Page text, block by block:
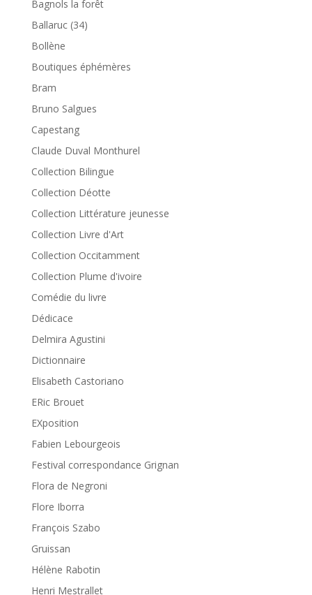
Bagnols la forêt
Ballaruc (34)
Bollène
Boutiques éphémères
Bram
Bruno Salgues
Capestang
Claude Duval Monthurel
Collection Bilingue
Collection Déotte
Collection Littérature jeunesse
Collection Livre d'Art
Collection Occitamment
Collection Plume d'ivoire
Comédie du livre
Dédicace
Delmira Agustini
Dictionnaire
Elisabeth Castoriano
ERic Brouet
EXposition
Fabien Lebourgeois
Festival correspondance Grignan
Flora de Negroni
Flore Iborra
François Szabo
Gruissan
Hélène Rabotin
Henri Mestrallet